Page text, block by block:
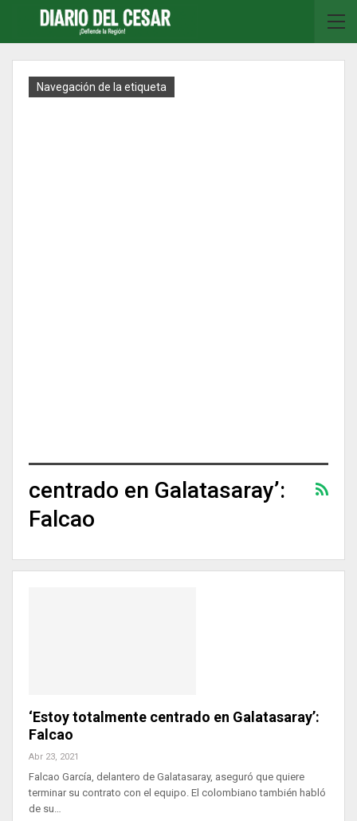
Navegación de la etiqueta
centrado en Galatasaray’:
Falcao
‘Estoy totalmente centrado en Galatasaray’:
Falcao
Abr 23, 2021
Falcao García, delantero de Galatasaray, aseguró que quiere
terminar su contrato con el equipo. El colombiano también habló
de su…